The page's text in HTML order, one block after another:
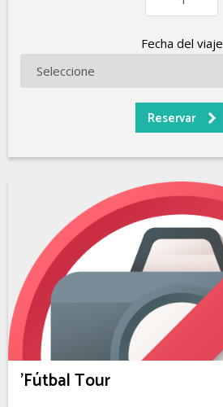
Fecha del viaje
'Fútbal Tour